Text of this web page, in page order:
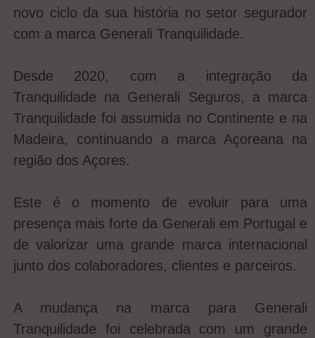
novo ciclo da sua história no setor segurador
com a marca Generali Tranquilidade.
Desde 2020, com a integração da
Tranquilidade na Generali Seguros, a marca
Tranquilidade foi assumida no Continente e na
Madeira, continuando a marca Açoreana na
região dos Açores.
Este é o momento de evoluir para uma
presença mais forte da Generali em Portugal e
de valorizar uma grande marca internacional
junto dos colaboradores, clientes e parceiros.
A mudança na marca para Generali
Tranquilidade foi celebrada com um grande